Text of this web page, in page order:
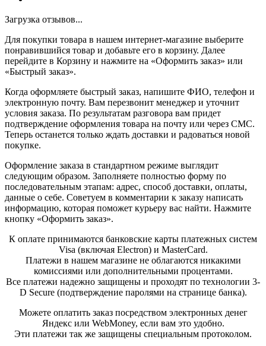
Загрузка отзывов...
Для покупки товара в нашем интернет-магазине выберите
понравившийся товар и добавьте его в корзину. Далее
перейдите в Корзину и нажмите на «Оформить заказ» или
«Быстрый заказ».
Когда оформляете быстрый заказ, напишите ФИО, телефон и
электронную почту. Вам перезвонит менеджер и уточнит
условия заказа. По результатам разговора вам придет
подтверждение оформления товара на почту или через СМС.
Теперь останется только ждать доставки и радоваться новой
покупке.
Оформление заказа в стандартном режиме выглядит
следующим образом. Заполняете полностью форму по
последовательным этапам: адрес, способ доставки, оплаты,
данные о себе. Советуем в комментарии к заказу написать
информацию, которая поможет курьеру вас найти. Нажмите
кнопку «Оформить заказ».
К оплате принимаются банковские карты платежных систем
Visa (включая Electron) и MasterCard.
Платежи в нашем магазине не облагаются никакими
комиссиями или дополнительными процентами.
Все платежи надежно защищены и проходят по технологии 3-
D Secure (подтверждение паролями на странице банка).
Можете оплатить заказ посредством электронных денег
Яндекс или WebMoney, если вам это удобно.
Эти платежи так же защищены специальным протоколом.